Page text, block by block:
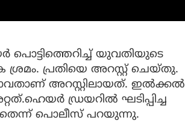
യുവതിയുടെ
പ്രതിയെ അറസ്റ്റ് ചെയ്തു.
അറസ്റ്റിലായത്. ഇല്‍ക്കല്‍
ഡ്രയറില്‍ ഘടിപ്പിച്ച
പൊലീസ് പറയുന്നു.